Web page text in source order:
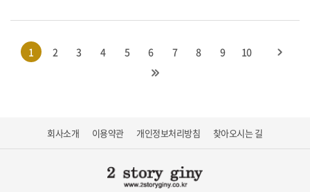
1 2 3 4 5 6 7 8 9 10
회사소개 이용약관 개인정보처리방침 찾아오시는 길